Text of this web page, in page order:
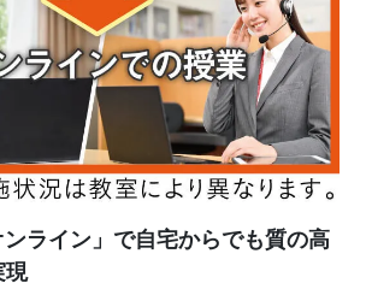
ンライン」で自宅からでも質の高
現